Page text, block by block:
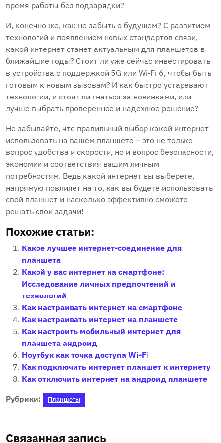
время работы без подзарядки?
И, конечно же, как не забыть о будущем? С развитием
технологий и появлением новых стандартов связи,
какой интернет станет актуальным для планшетов в
ближайшие годы? Стоит ли уже сейчас инвестировать
в устройства с поддержкой 5G или Wi-Fi 6, чтобы быть
готовым к новым вызовам? И как быстро устаревают
технологии, и стоит ли гнаться за новинками, или
лучше выбрать проверенное и надежное решение?
Не забывайте, что правильный выбор какой интернет
использовать на вашем планшете – это не только
вопрос удобства и скорости, но и вопрос безопасности,
экономии и соответствия вашим личным
потребностям. Ведь какой интернет вы выберете,
напрямую повлияет на то, как вы будете использовать
свой планшет и насколько эффективно сможете
решать свои задачи!
Похожие статьи:
Какое лучшее интернет-соединение для
планшета
Какой у вас интернет на смартфоне:
Исследование личных предпочтений и
технологий
Как настраивать интернет на смартфоне
Как настраивать интернет на планшете
Как настроить мобильный интернет для
планшета андроид
Ноутбук как точка доступа Wi-Fi
Как подключить интернет планшет к интернету
Как отключить интернет на андроид планшете
Рубрики: Планшеты
Связанная запись